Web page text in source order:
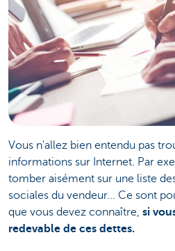
Vous n'allez bien entendu pas
informations sur Internet. Par
tomber aisément sur une liste
sociales du vendeur... Ce sont
que vous devez connaître, si
redevable de ces dettes.